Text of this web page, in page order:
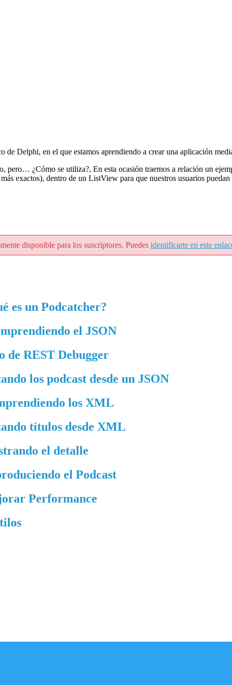
Delphi, en el que estamos aprendiendo a crear una aplicación
pero… ¿Cómo se utiliza?, En esta ocasión traemos a relación un
exactos), dentro de un ListView para que nuestros usuarios
disponible para los suscriptores. Puedes identificarte en este
es un Podcatcher?
el JSON
de REST Debugger
los podcast desde un JSON
los XML
títulos desde XML
el detalle
el Podcast
Performance